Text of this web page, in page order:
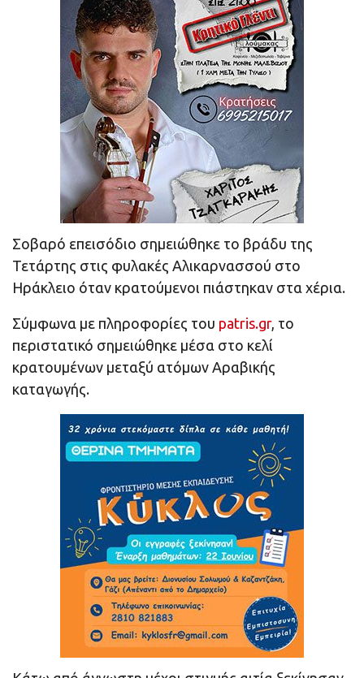
Σοβαρό επεισόδιο σημειώθηκε το βράδυ της
Τετάρτης στις φυλακές Αλικαρνασσού στο
Ηράκλειο όταν κρατούμενοι πιάστηκαν στα χέρια.
Σύμφωνα με πληροφορίες του patris.gr, το
περιστατικό σημειώθηκε μέσα στο κελί
κρατουμένων μεταξύ ατόμων Αραβικής
καταγωγής.